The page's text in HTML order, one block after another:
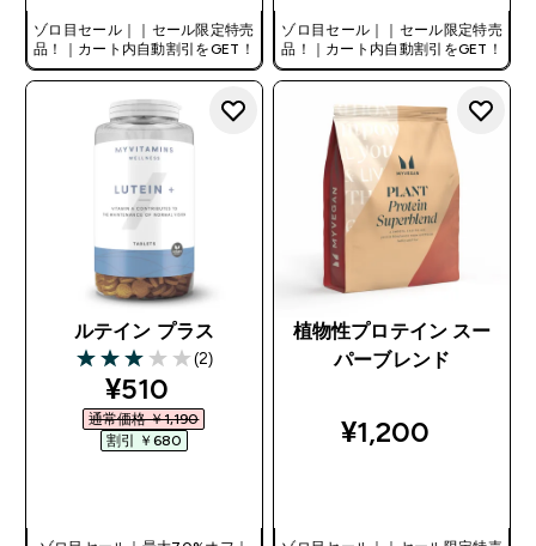
ゾロ目セール｜｜セール限定特売
品！｜カート内自動割引をGET！
ゾロ目セール｜｜セール限定特売
品！｜カート内自動割引をGET！
ルテイン プラス
3 out of 5 stars
(2)
discounted price
¥510‎
通常価格 ￥1,190‎
割引 ￥680‎
植物性プロテイン スー
パーブレンド
¥1,200‎